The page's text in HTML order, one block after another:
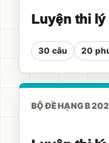
Luyện thi
30 câu 20
BỘ ĐỀ HẠNG B